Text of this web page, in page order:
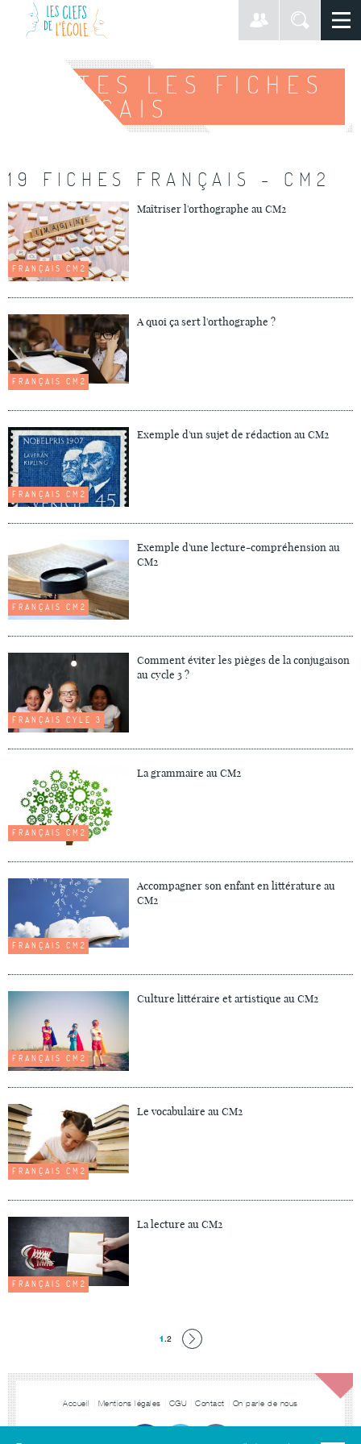
TOUTES LES FICHES
FRANÇAIS
19 FICHES FRANÇAIS - CM2
FRANÇAIS CM2
Maîtriser l'orthographe au CM2
FRANÇAIS CM2
A quoi ça sert l'orthographe ?
FRANÇAIS CM2
Exemple d'un sujet de rédaction au CM2
FRANÇAIS CM2
Exemple d'une lecture-compréhension au
CM2
FRANÇAIS CYLE 3
Comment éviter les pièges de la conjugaison
au cycle 3 ?
FRANÇAIS CM2
La grammaire au CM2
FRANÇAIS CM2
Accompagner son enfant en littérature au
CM2
FRANÇAIS CM2
Culture littéraire et artistique au CM2
FRANÇAIS CM2
Le vocabulaire au CM2
FRANÇAIS CM2
La lecture au CM2
1.2
Accueil Mentions légales CGU Contact On parle de nous